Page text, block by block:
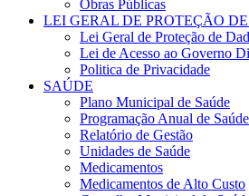
Obras Públicas
LEI GERAL DE PROTEÇÃO
Lei Geral de Proteção de
Lei de Acesso ao Governo
Politica de Privacidade
SAÚDE
Plano Municipal de Saúde
Programação Anual de Saúde
Relatório de Gestão
Unidades de Saúde
Medicamentos
Medicamentos de Alto Custo